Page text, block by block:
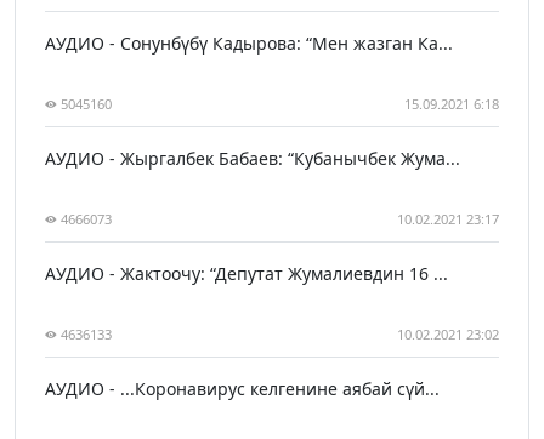
АУДИО - Сонунбүбү Кадырова: “Мен жазган Ка...
5045160 15.09.2021 6:18
АУДИО - Жыргалбек Бабаев: “Кубанычбек Жума...
4666073 10.02.2021 23:17
АУДИО - Жактоочу: “Депутат Жумалиевдин 16 ...
4636133 10.02.2021 23:02
АУДИО - ...Коронавирус келгенине аябай сүй...